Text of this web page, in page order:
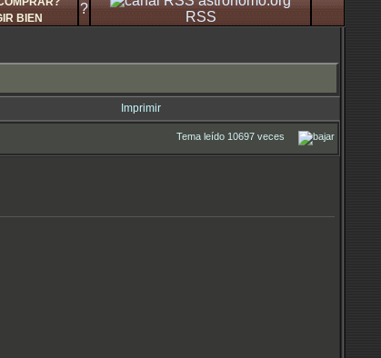
BIEN
?
RSS
Imprimir
Tema leído 10697 veces